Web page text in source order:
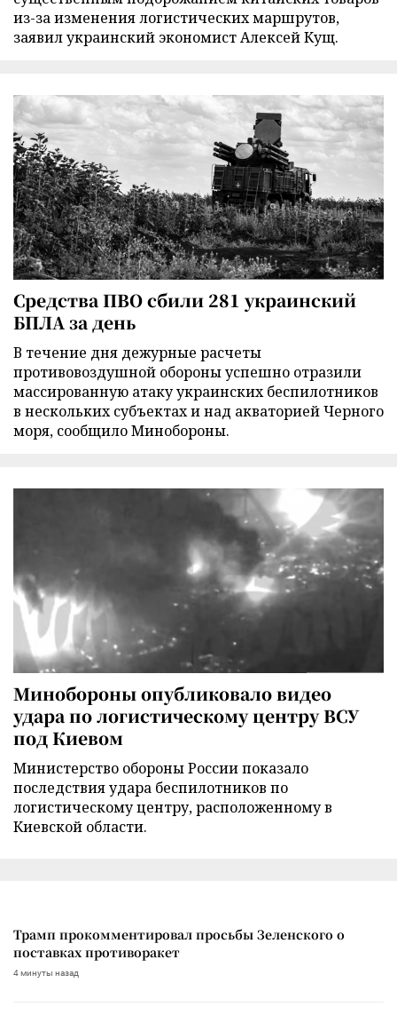
из-за изменения логистических маршрутов,
заявил украинский экономист Алексей Кущ.
Средства ПВО сбили 281 украинский
БПЛА за день
В течение дня дежурные расчеты
противовоздушной обороны успешно отразили
массированную атаку украинских беспилотников
в нескольких субъектах и над акваторией Черного
моря, сообщило Минобороны.
Минобороны опубликовало видео
удара по логистическому центру ВСУ
под Киевом
Министерство обороны России показало
последствия удара беспилотников по
логистическому центру, расположенному в
Киевской области.
Трамп прокомментировал просьбы Зеленского о
поставках противоракет
4 минуты назад